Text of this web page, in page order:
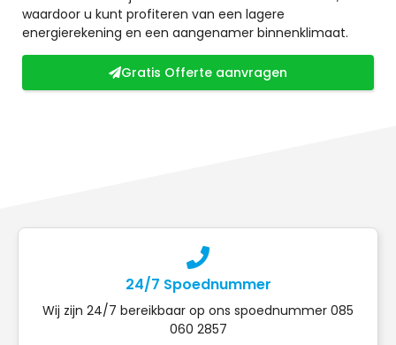
waardoor u kunt profiteren van een lagere
energierekening en een aangenamer binnenklimaat.
Gratis Offerte aanvragen
24/7 Spoednummer
Wij zijn 24/7 bereikbaar op ons spoednummer 085
060 2857